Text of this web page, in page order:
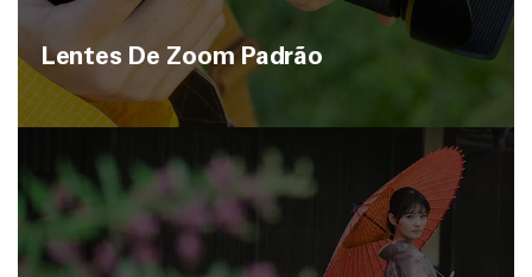
Lentes De Zoom Padrão